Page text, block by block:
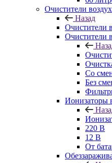
Очистители
Назад
Очистители
Очистители
Cо
Без
Ионизаторы
220 В
12 В
От